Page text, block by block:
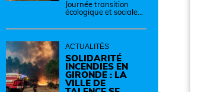
Journée transition
écologique et sociale
de 14h à 19h Des
des rencontres pour
passer à l'action !
Cette journée réunit
de nombreux
partenaires autour
d'initiatives concrètes
pour un territoire plus
ACTUALITÉS
SOLIDARITÉ
INCENDIES EN
GIRONDE : LA
VILLE DE